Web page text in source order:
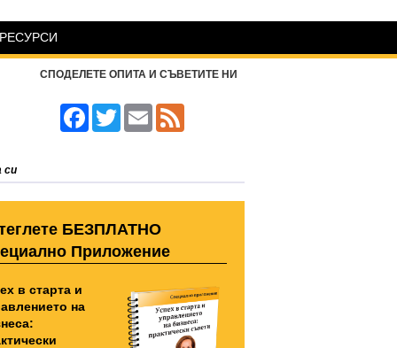
СПОДЕЛЕТЕ ОПИТА И СЪВЕТИТЕ НИ
FacebookTwitter Email
си
БЕЗПЛАТНО
Приложение
в старта и
на